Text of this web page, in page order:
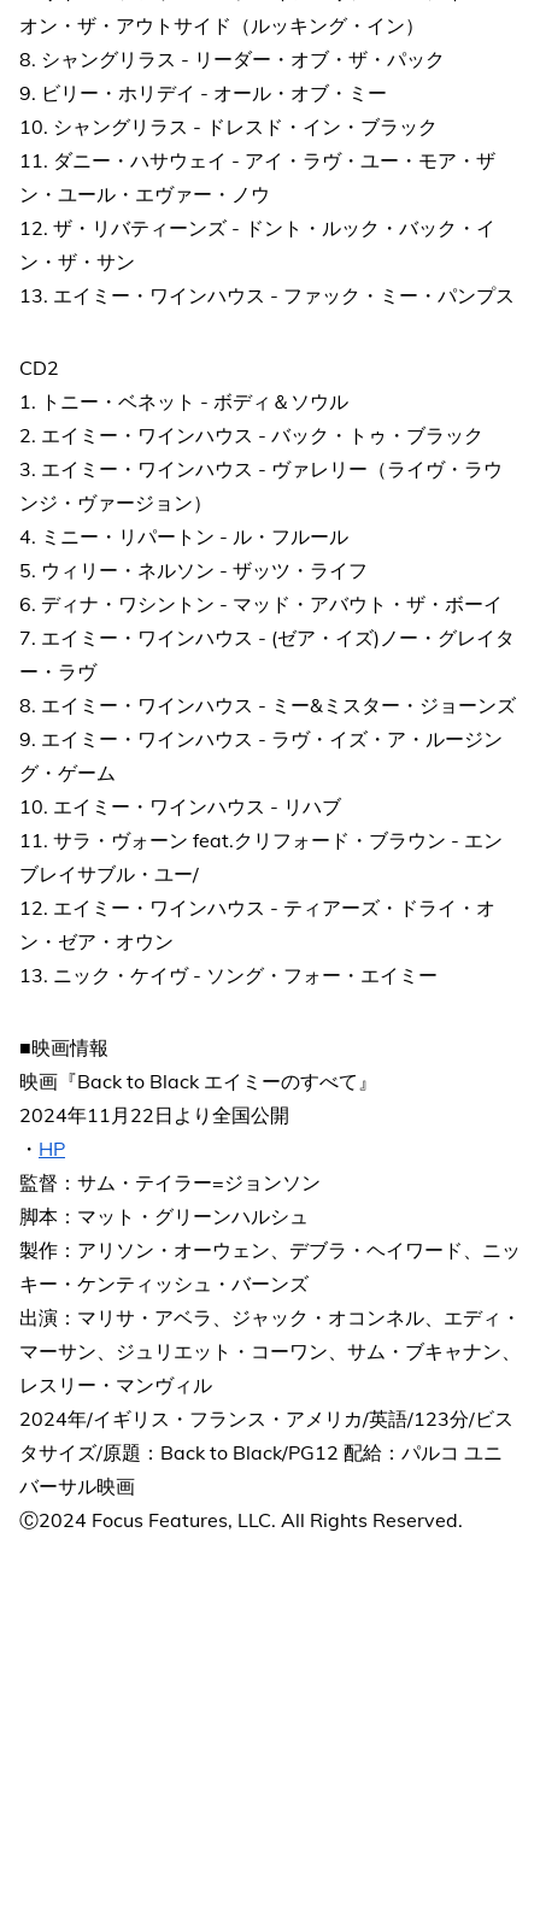
オン・ザ・アウトサイド（ルッキング・イン）
8. シャングリラス - リーダー・オブ・ザ・パック
9. ビリー・ホリデイ - オール・オブ・ミー
10. シャングリラス - ドレスド・イン・ブラック
11. ダニー・ハサウェイ - アイ・ラヴ・ユー・モア・ザ
ン・ユール・エヴァー・ノウ
12. ザ・リバティーンズ - ドント・ルック・バック・イ
ン・ザ・サン
13. エイミー・ワインハウス - ファック・ミー・パンプス
CD2
1. トニー・ベネット - ボディ＆ソウル
2. エイミー・ワインハウス - バック・トゥ・ブラック
3. エイミー・ワインハウス - ヴァレリー（ライヴ・ラウ
ンジ・ヴァージョン）
4. ミニー・リパートン - ル・フルール
5. ウィリー・ネルソン - ザッツ・ライフ
6. ディナ・ワシントン - マッド・アバウト・ザ・ボーイ
7. エイミー・ワインハウス - (ゼア・イズ)ノー・グレイタ
ー・ラヴ
8. エイミー・ワインハウス - ミー&ミスター・ジョーンズ
9. エイミー・ワインハウス - ラヴ・イズ・ア・ルージン
グ・ゲーム
10. エイミー・ワインハウス - リハブ
11. サラ・ヴォーン feat.クリフォード・ブラウン - エン
ブレイサブル・ユー/
12. エイミー・ワインハウス - ティアーズ・ドライ・オ
ン・ゼア・オウン
13. ニック・ケイヴ - ソング・フォー・エイミー
■映画情報
映画『Back to Black エイミーのすべて』
2024年11月22日より全国公開
・ HP
監督：サム・テイラー=ジョンソン
脚本：マット・グリーンハルシュ
製作：アリソン・オーウェン、デブラ・ヘイワード、ニッ
キー・ケンティッシュ・バーンズ
出演：マリサ・アベラ、ジャック・オコンネル、エディ・
マーサン、ジュリエット・コーワン、サム・ブキャナン、
レスリー・マンヴィル
2024年/イギリス・フランス・アメリカ/英語/123分/ビス
タサイズ/原題：Back to Black/PG12 配給：パルコ ユニ
バーサル映画
Ⓒ2024 Focus Features, LLC. All Rights Reserved.